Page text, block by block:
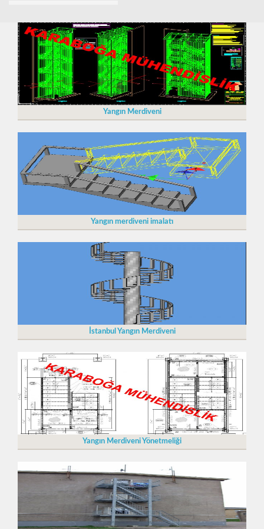
Yangın Merdiveni
Yangın merdiveni imalatı
İstanbul Yangın Merdiveni
Yangın Merdiveni Yönetmeliği